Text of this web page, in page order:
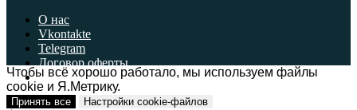
О нас
Vkontakte
Telegram
Договор оферты
Политика обработки персональных данных
ИП БУРДИН НИКИТА РУСТЕМОВИЧ
Чтобы всё хорошо работало, мы используем файлы
cookie и Я.Метрику.
Принять все Настройки cookie-файлов